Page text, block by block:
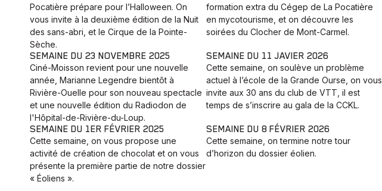
Pocatière prépare pour l’Halloween. On
vous invite à la deuxième édition de la Nuit
des sans-abri, et le Cirque de la Pointe-
Sèche.
formation extra du Cégep de La Pocatière
en mycotourisme, et on découvre les
soirées du Clocher de Mont-Carmel.
SEMAINE DU 23 NOVEMBRE 2025
Ciné-Moisson revient pour une nouvelle
année, Marianne Legendre bientôt à
Rivière-Ouelle pour son nouveau spectacle
et une nouvelle édition du Radiodon de
l'Hôpital-de-Rivière-du-Loup.
SEMAINE DU 11 JAVIER 2026
Cette semaine, on soulève un problème
actuel à l’école de la Grande Ourse, on vous
invite aux 30 ans du club de VTT, il est
temps de s’inscrire au gala de la CCKL.
SEMAINE DU 1ER FÉVRIER 2025
Cette semaine, on vous propose une
activité de création de chocolat et on vous
présente la première partie de notre dossier
« Éoliens ».
SEMAINE DU 8 FÉVRIER 2026
Cette semaine, on termine notre tour
d’horizon du dossier éolien.